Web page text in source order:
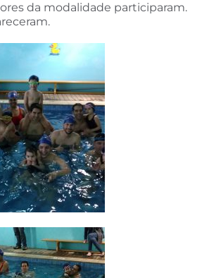
da modalidade participaram.